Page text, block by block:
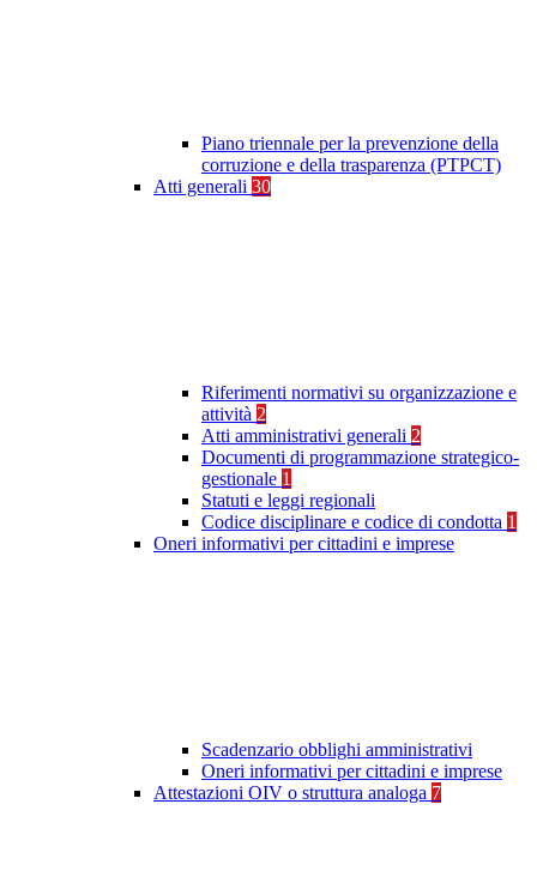
Piano triennale per la prevenzione della
corruzione e della trasparenza (PTPCT)
Atti generali 30
Riferimenti normativi su organizzazione e
attività 2
Atti amministrativi generali 2
Documenti di programmazione strategico-
gestionale 1
Statuti e leggi regionali
Codice disciplinare e codice di condotta 1
Oneri informativi per cittadini e imprese
Scadenzario obblighi amministrativi
Oneri informativi per cittadini e imprese
Attestazioni OIV o struttura analoga 7